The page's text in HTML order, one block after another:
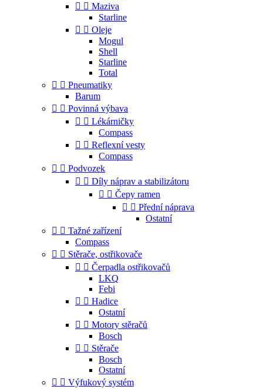
  Maziva
Starline
  Oleje
Mogul
Shell
Starline
Total
  Pneumatiky
Barum
  Povinná výbava
  Lékárničky
Compass
  Reflexní vesty
Compass
  Podvozek
  Díly náprav a stabilizátoru
  Čepy ramen
  Přední náprava
Ostatní
  Tažné zařízení
Compass
  Stěrače, ostřikovače
  Čerpadla ostřikovačů
LKQ
Febi
  Hadice
Ostatní
  Motory stěračů
Bosch
  Stěrače
Bosch
Ostatní
  Výfukový systém